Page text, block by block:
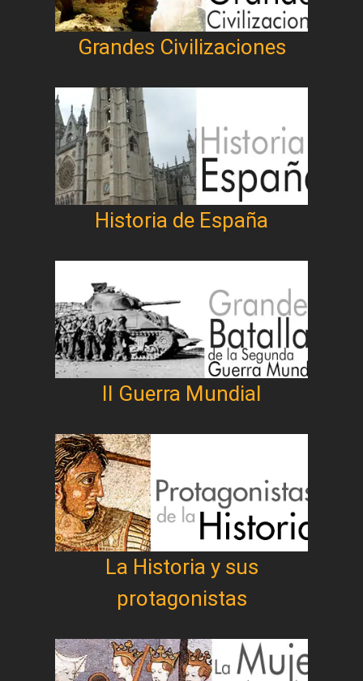
Grandes Civilizaciones
Historia de España
II Guerra Mundial
La Historia y sus
protagonistas